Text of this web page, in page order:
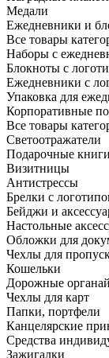
Медали
Ежедневники и
Все товары
Наборы с
Блокноты с
Ежедневники с
Упаковка для
Корпоративные
Все товары
Светоотражатели
Подарочные книги
Визитницы
Антистрессы
Брелки с
Бейджи и
Настольные
Обложки для
Чехлы для
Кошельки
Дорожные
Чехлы для карт
Папки, портфели
Канцелярские
Средства
Зажигалки